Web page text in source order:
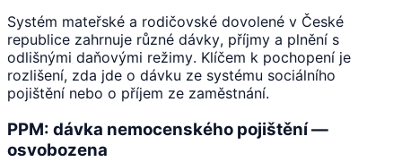
Systém mateřské a rodičovské dovolené v České
republice zahrnuje různé dávky, příjmy a plnění s
odlišnými daňovými režimy. Klíčem k pochopení je
rozlišení, zda jde o dávku ze systému sociálního
pojištění nebo o příjem ze zaměstnání.
PPM: dávka nemocenského pojištění —
osvobozena